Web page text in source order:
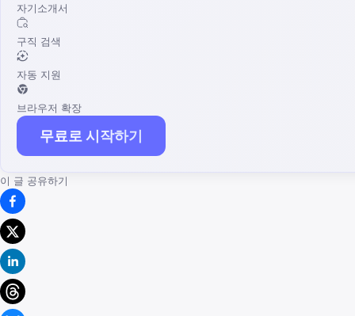
자기소개서
구직 검색
자동 지원
브라우저 확장
무료로 시작하기
이 글 공유하기